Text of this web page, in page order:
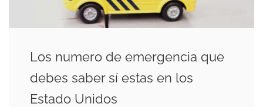
Los numero de emergencia que
debes saber sí estas en los
Estado Unidos